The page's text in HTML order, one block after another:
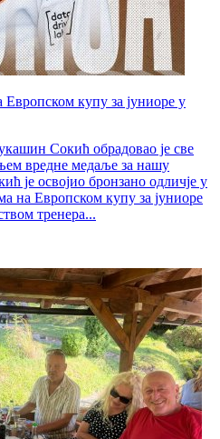
купу за јуниоре у
Сокић обрадовао је све
вредне медаље за нашу
је освојио бронзано одличје у
на Европском купу за јуниоре
тренера...